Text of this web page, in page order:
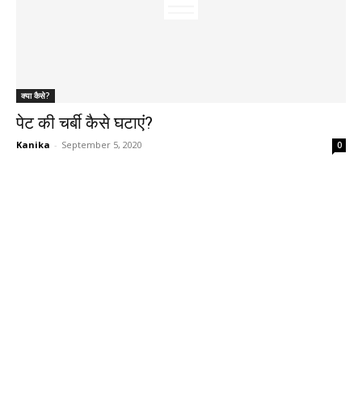
क्या कैसे?
पेट की चर्बी कैसे घटाएं?
Kanika - September 5, 2020 0